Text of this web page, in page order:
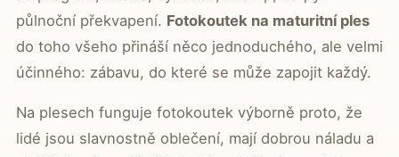
půlnoční překvapení. Fotokoutek na maturitní ples
do toho všeho přináší něco jednoduchého, ale velmi
účinného: zábavu, do které se může zapojit každý.
Na plesech funguje fotokoutek výborně proto, že
lidé jsou slavnostně oblečení, mají dobrou náladu a